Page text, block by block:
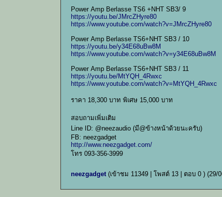
Power Amp Berlasse TS6 +NHT SB3/ 9
https://youtu.be/JMrcZHyre80
https://www.youtube.com/watch?v=JMrcZHyre80
Power Amp Berlasse TS6+NHT SB3 / 10
https://youtu.be/y34E68uBw8M
https://www.youtube.com/watch?v=y34E68uBw8M
Power Amp Berlasse TS6+NHT SB3 / 11
https://youtu.be/MtYQH_4Rwxc
https://www.youtube.com/watch?v=MtYQH_4Rwxc
ราคา 18,300 บาท พิเศษ 15,000 บาท
สอบถามเพิ่มเติม
Line ID: @neezaudio (มี@ข้างหน้าด้วยนะครับ)
FB: neezgadget
http://www.neezgadget.com/
โทร 093-356-3999
neezgadget(เข้าชม 11349 | โพสต์ 13 | ตอบ 0 ) (29/